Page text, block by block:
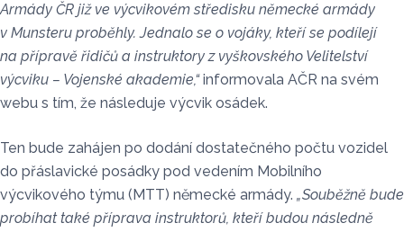
Armády ČR již ve výcvikovém středisku německé armády
v Munsteru proběhly. Jednalo se o vojáky, kteří se podílejí
na přípravě řidičů a instruktory z vyškovského Velitelství
výcviku – Vojenské akademie,“informovala AČR na svém
webu s tím, že následuje výcvik osádek.
Ten bude zahájen po dodání dostatečného počtu vozidel
do přáslavické posádky pod vedením Mobilního
výcvikového týmu (MTT) německé armády. „Souběžně bude
probíhat také příprava instruktorů, kteří budou následně